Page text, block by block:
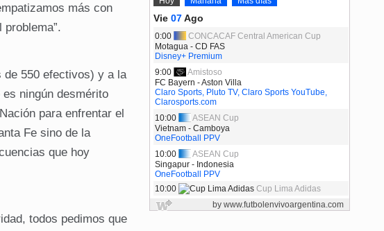
más con
de 550 efectivos) y a la
ningún desmérito
para enfrentar el
Fe sino de la
que hoy
todos pedimos que